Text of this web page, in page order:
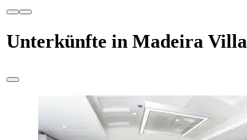
Unterkünfte in Madeira Villa